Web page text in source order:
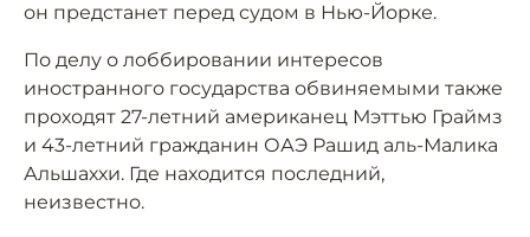
он предстанет перед судом в Нью-Йорке.
По делу о лоббировании интересов
иностранного государства обвиняемыми также
проходят 27-летний американец Мэттью Граймз
и 43-летний гражданин ОАЭ Рашид аль-Малика
Альшаххи. Где находится последний,
неизвестно.